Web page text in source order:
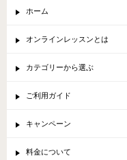
ホーム
オンラインレッスンとは
カテゴリーから選ぶ
ご利用ガイド
キャンペーン
料金について